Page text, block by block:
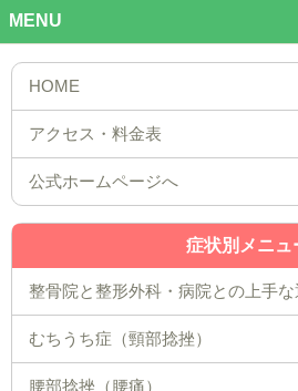
MENU
公式ホームページへ
症状別メニュ
整骨院と整形外科・病院との上手
むちうち症（頸部捻挫）
腰部捻挫（腰痛）